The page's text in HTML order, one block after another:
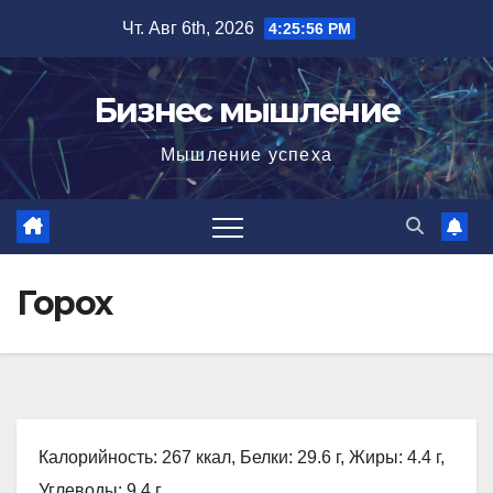
содержимому
Чт. Авг 6th, 2026 4:25:57 PM
Бизнес мышление
Мышление успеха
Горох
Калорийность: 267 ккал, Белки: 29.6 г, Жиры: 4.4 г,